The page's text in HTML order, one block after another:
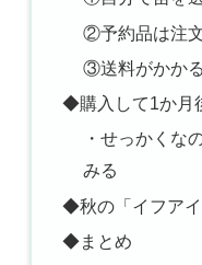
②予約品は注
③送料がかかる
◆購入して1か月
・せっかくな
みる
◆秋の「イフアイ
◆まとめ